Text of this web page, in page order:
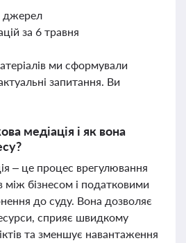
джерел
за 6 травня
ми сформували
запитання. Ви
медіація і як вона
– це процес врегулювання
між бізнесом і податковими
до суду. Вона дозволяє
сприяє швидкому
та зменшує навантаження